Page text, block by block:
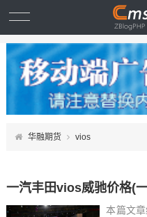
华融期货 vios
一汽丰田vios威驰价格(
本篇文